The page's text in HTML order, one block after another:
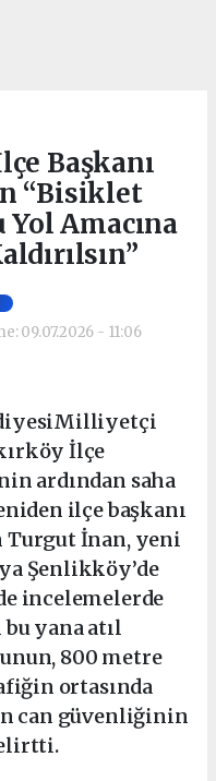
Başkanı
“Bisiklet
Amacına
09.07.2026 - 11:06
İlçe
ardından saha
ilçe başkanı
Turgut İnan, yeni
Şenlikköy’de
incelemelerde
bu yana atıl
800 metre
ortasında
can güvenliğinin